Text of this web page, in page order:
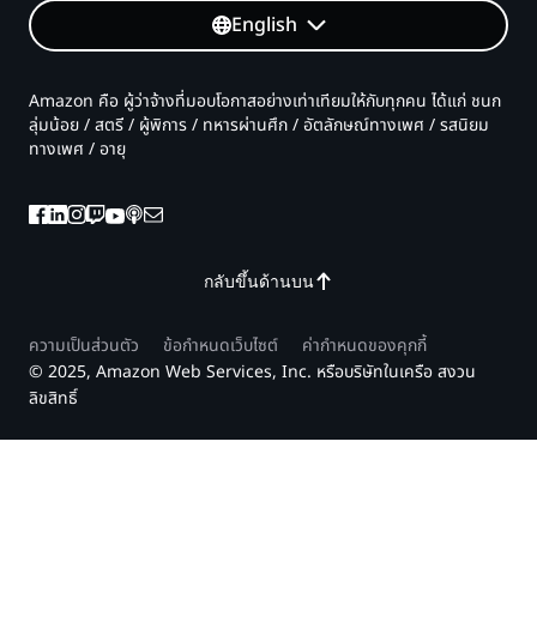
English
กลับขึ้นด้านบน
Amazon คือ ผู้ว่าจ้างที่มอบโอกาสอย่างเท่าเทียมให้กับทุกคน ได้แก่ ชนก
ลุ่มน้อย / สตรี / ผู้พิการ / ทหารผ่านศึก / อัตลักษณ์ทางเพศ / รสนิยม
ทางเพศ / อายุ
ความเป็นส่วนตัว ข้อกำหนดเว็บไซต์
ค่ากำหนดของคุกกี้
© 2025, Amazon Web Services, Inc. หรือบริษัทในเครือ สงวน
ลิขสิทธิ์